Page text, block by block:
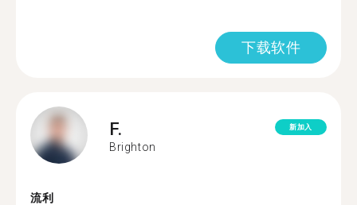
下载软件
F.
Brighton
新加入
流利